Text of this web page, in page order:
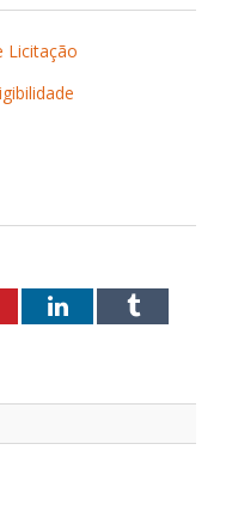
Licitação
LinkedInTumblr